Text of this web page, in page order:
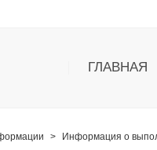
ГЛАВНАЯ
> Информация о